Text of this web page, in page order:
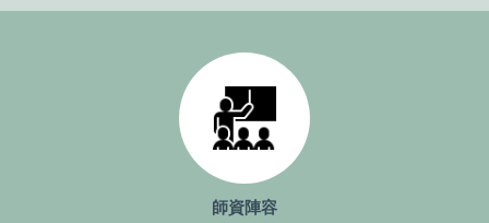
師資陣容